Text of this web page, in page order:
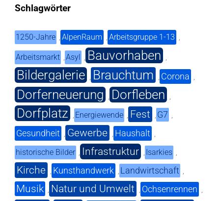
Schlagwörter
1250-Jahre , AlpenRaum , Arbeitsgruppe 1-13 ,
Arbeitsmarkt ,Asyl , Bauvorhaben ,
Bildergalerie , Brauchtum , Corona ,
Dorferneuerung , Dorfleben ,
Dorfplatz , Energiewende , Fest , G7 ,
Gesundheit , Gewerbe , Haushalt ,
historische Bilder , Infrastruktur , Isarkies ,
Kirche , Kunsthandwerk , Landwirtschaft ,
Musik , Natur und Umwelt , Ochsenrennen ,